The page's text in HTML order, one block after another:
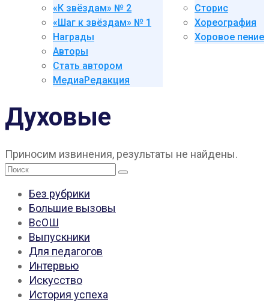
«К звёздам» № 2
«Шаг к звёздам» № 1
Награды
Авторы
Стать автором
МедиаРедакция
Сторис
Хореография
Хоровое пение
Духовые
Приносим извинения, результаты не найдены.
Поиск:
Без рубрики
Большие вызовы
ВсОШ
Выпускники
Для педагогов
Интервью
Искусство
История успеха